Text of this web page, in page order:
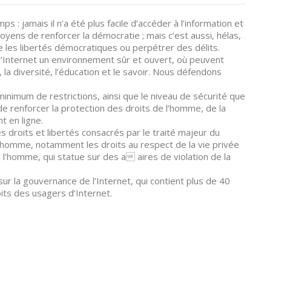
: jamais il n’a été plus facile d’accéder à l’information et
de renforcer la démocratie ; mais c’est aussi, hélas,
libertés démocratiques ou perpétrer des délits.
un environnement sûr et ouvert, où peuvent
diversité, l’éducation et le savoir. Nous défendons
de restrictions, ainsi que le niveau de sécurité que
renforcer la protection des droits de l’homme, de la
en ligne.
droits et libertés consacrés par le traité majeur du
notamment les droits au respect de la vie privée
qui statue sur des a aires de violation de la
la gouvernance de l’Internet, qui contient plus de 40
des usagers d’Internet.